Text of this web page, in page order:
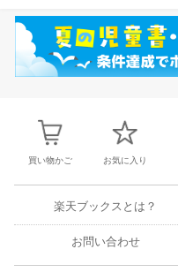
買い物かご お気に入り
楽天ブックスとは？
お問い合わせ